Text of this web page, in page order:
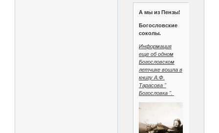
А мы из Пензы!
Богословские
соколы.
Информация
еще об одном
Богословском
летчике вошла в
книгу А.Ф.
Тарасова "
Богословка ".